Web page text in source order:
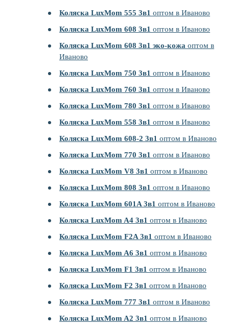
Коляска LuxMom 555 3в1 оптом в Иваново
Коляска LuxMom 608 3в1 оптом в Иваново
Коляска LuxMom 608 3в1 эко-кожа оптом в
Иваново
Коляска LuxMom 750 3в1 оптом в Иваново
Коляска LuxMom 760 3в1 оптом в Иваново
Коляска LuxMom 780 3в1 оптом в Иваново
Коляска LuxMom 558 3в1 оптом в Иваново
Коляска LuxMom 608-2 3в1 оптом в Иваново
Коляска LuxMom 770 3в1 оптом в Иваново
Коляска LuxMom V8 3в1 оптом в Иваново
Коляска LuxMom 808 3в1 оптом в Иваново
Коляска LuxMom 601A 3в1 оптом в Иваново
Коляска LuxMom A4 3в1 оптом в Иваново
Коляска LuxMom F2A 3в1 оптом в Иваново
Коляска LuxMom A6 3в1 оптом в Иваново
Коляска LuxMom F1 3в1 оптом в Иваново
Коляска LuxMom F2 3в1 оптом в Иваново
Коляска LuxMom 777 3в1 оптом в Иваново
Коляска LuxMom A2 3в1 оптом в Иваново